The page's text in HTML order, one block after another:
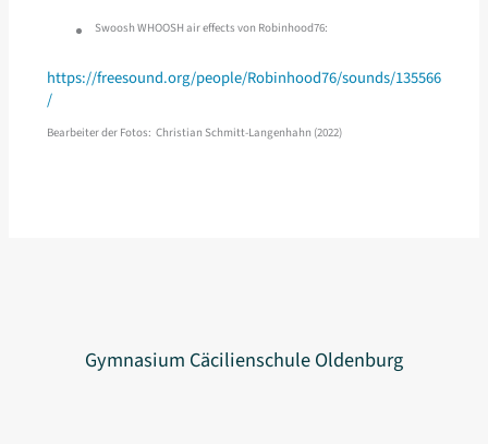
Swoosh WHOOSH air effects von Robinhood76:
https://freesound.org/people/Robinhood76/sounds/135566
/
Bearbeiter der Fotos: Christian Schmitt-Langenhahn (2022)
Gymnasium Cäcilienschule Oldenburg